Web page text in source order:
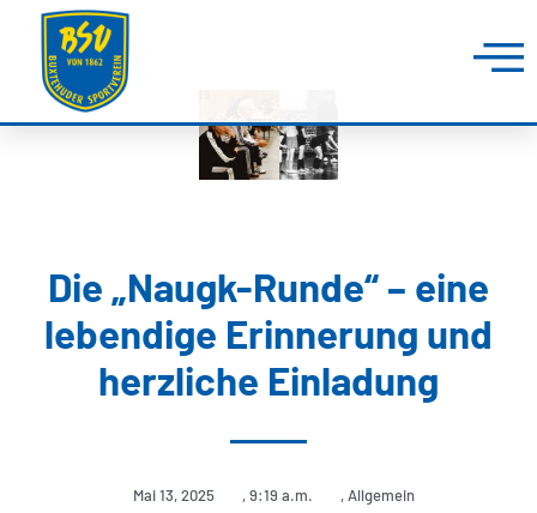
Die „Naugk-Runde“ – eine
lebendige Erinnerung und
herzliche Einladung
Mai 13, 2025 , 9:19 a.m. , Allgemein